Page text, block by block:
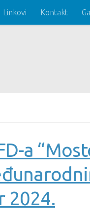
Linkovi Kontakt
a
2024.